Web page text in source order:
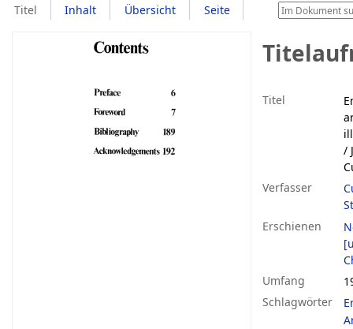
Titel Inhalt Übersicht Seite
Titel
/
Verfasser
Erschienen
Umfang
Schlagwörter